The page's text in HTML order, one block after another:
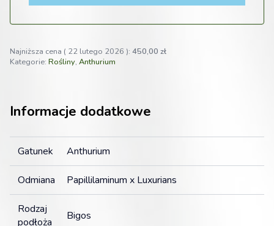
Najniższa cena ( 22 lutego 2026 ): 450,00 zł
Kategorie: Rośliny, Anthurium
Informacje dodatkowe
Gatunek Anthurium
Odmiana Papillilaminum x Luxurians
Rodzaj
podłoża
Bigos